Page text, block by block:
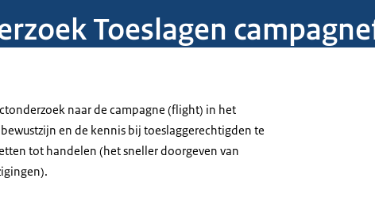
Toeslagen
naar de campagne (flight) in het
en de kennis bij toeslaggerechtigden te
tot handelen (het sneller doorgeven van